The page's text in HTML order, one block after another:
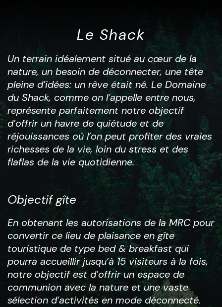
Le Shack
Un terrain idéalement situé au cœur de la
nature, un besoin de déconnecter, une tête
pleine d’idées: un rêve était né. Le Domaine
du Shack, comme on l’appelle entre nous,
représente parfaitement notre objectif
d’offrir un havre de quiétude et de
réjouissances où l’on peut profiter des vraies
richesses de la vie, loin du stress et des
flaflas de la vie quotidienne.
Objectif gîte
En obtenant les autorisations de la MRC pour
convertir ce lieu de plaisance en gîte
touristique de type bed & breakfast qui
pourra accueillir jusqu’à 15 visiteurs à la fois,
notre objectif est d’offrir un espace de
communion avec la nature et une vaste
sélection d’activités en mode déconnecté.